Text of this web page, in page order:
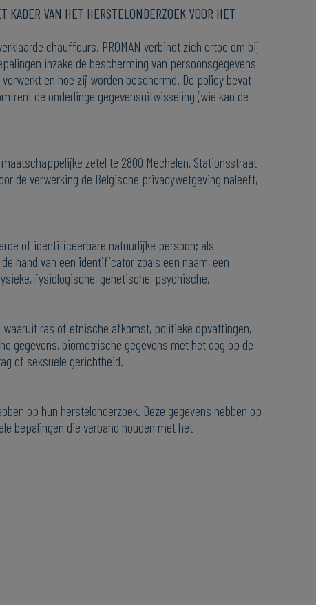
KADER VAN HET HERSTELONDERZOEK VOOR HET
chauffeurs. PROMAN verbindt zich ertoe om bij
inzake de bescherming van persoonsgegevens
en hoe zij worden beschermd. De policy bevat
de onderlinge gegevensuitwisseling (wie kan de
zetel te 2800 Mechelen, Stationsstraat
de verwerking de Belgische privacywetgeving naleeft,
of identificeerbare natuurlijke persoon; als
hand van een identificator zoals een naam, een
fysiologische, genetische, psychische,
waaruit ras of etnische afkomst, politieke opvattingen,
gegevens, biometrische gegevens met het oog op de
of seksuele gerichtheid.
op hun herstelonderzoek. Deze gegevens hebben op
bepalingen die verband houden met het